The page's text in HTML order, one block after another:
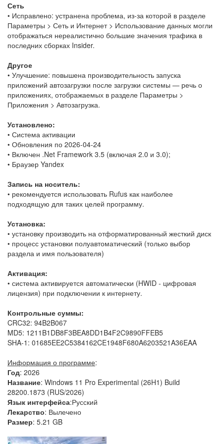
Сеть
• Исправлено: устранена проблема, из-за которой в разделе
Параметры > Сеть и Интернет > Использование данных могли
отображаться нереалистично большие значения трафика в
последних сборках Insider.
Другое
• Улучшение: повышена производительность запуска
приложений автозагрузки после загрузки системы — речь о
приложениях, отображаемых в разделе Параметры >
Приложения > Автозагрузка.
Установлено:
• Система активации
• Обновления по 2026-04-24
• Включен .Net Framework 3.5 (включая 2.0 и 3.0);
• Браузер Yandex
Запись на носитель:
• рекомендуется использовать Rufus как наиболее
подходящую для таких целей программу.
Установка:
• установку производить на отформатированный жесткий диск
• процесс установки полуавтоматический (только выбор
раздела и имя пользователя)
Активация:
• система активируется автоматически (HWID - цифровая
лицензия) при подключении к интернету.
Контрольные суммы:
CRC32: 94B2B067
MD5: 1211B1DB8F3BEA8DD1B4F2C9890FFEB5
SHA-1: 01685EE2C5384162CE1948F680A6203521A36EAA
Информация о программе:
Год: 2026
Название: Windows 11 Pro Experimental (26H1) Build
28200.1873 (RUS/2026)
Язык интерфейса:Русский
Лекарство: Вылечено
Размер: 5.21 GB